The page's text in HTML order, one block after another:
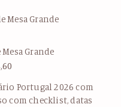
Grande
Portugal 2026 com
com checklist, datas